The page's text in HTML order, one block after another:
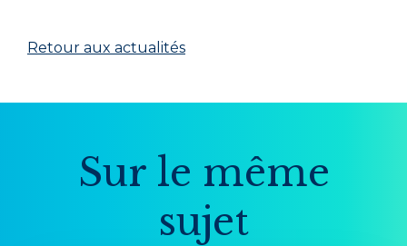
Retour aux actualités
Sur le même
sujet